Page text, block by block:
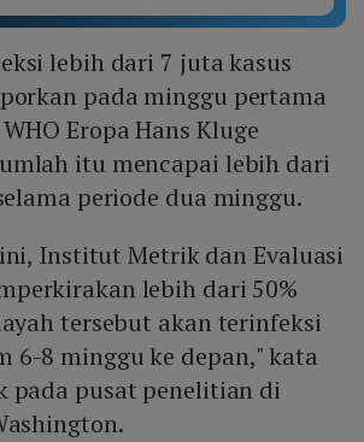
lebih dari 7 juta kasus
pada minggu pertama
Eropa Hans Kluge
itu mencapai lebih dari
periode dua minggu.
Institut Metrik dan Evaluasi
lebih dari 50%
tersebut akan terinfeksi
6-8 minggu ke depan," kata
pada pusat penelitian di